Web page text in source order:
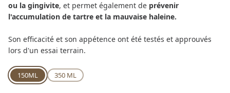
ou la gingivite, et permet également de prévenir
l'accumulation de tartre et la mauvaise haleine.
Son efficacité et son appétence ont été testés et approuvés
lors d'un essai terrain.
150ML 350 ML